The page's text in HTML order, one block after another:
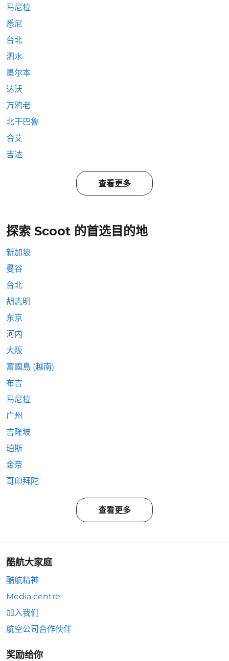
马尼拉
悉尼
台北
泗水
墨尔本
达沃
万鸦老
北干巴魯
合艾
吉达
查看更多
探索 Scoot 的首选目的地
新加坡
曼谷
台北
胡志明
东京
河内
大阪
富國島 (越南)
布吉
马尼拉
广州
吉隆坡
珀斯
金奈
哥印拜陀
查看更多
酷航大家庭
酷航精神
Media centre
加入我们
航空公司合作伙伴
奖励给你